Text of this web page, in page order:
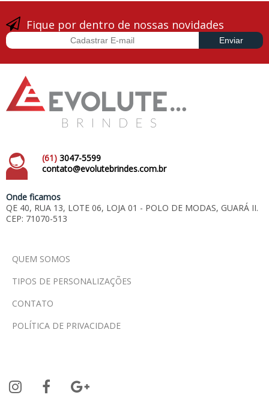
Fique por dentro de nossas novidades
(61) 3047-5599
contato@evolutebrindes.com.br
Onde ficamos
QE 40, RUA 13, LOTE 06, LOJA 01 - POLO DE MODAS, GUARÁ II.
CEP: 71070-513
QUEM SOMOS
TIPOS DE PERSONALIZAÇÕES
CONTATO
POLÍTICA DE PRIVACIDADE